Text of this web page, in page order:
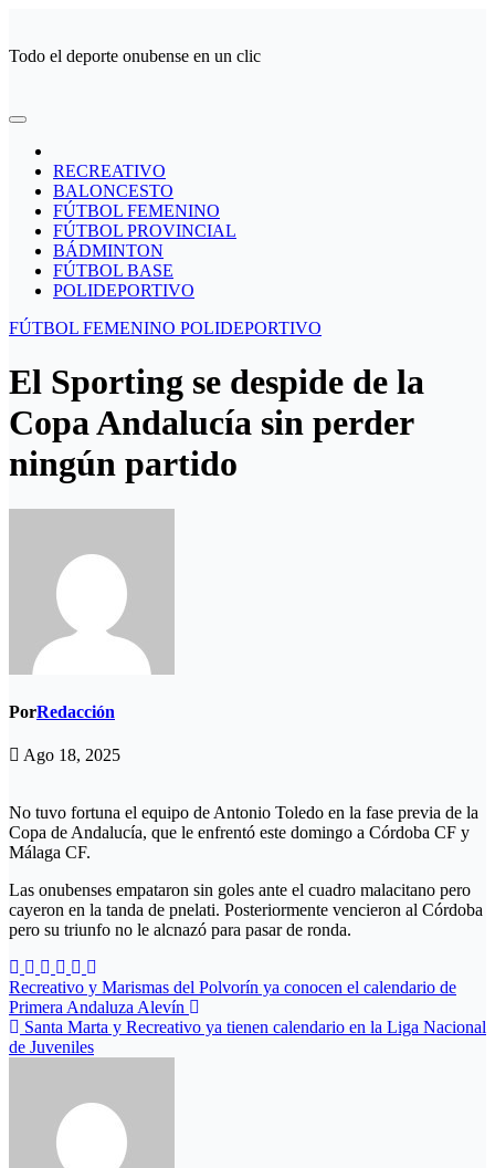
contenido
Todo el deporte onubense en un clic
RECREATIVO
BALONCESTO
FÚTBOL FEMENINO
FÚTBOL PROVINCIAL
BÁDMINTON
FÚTBOL BASE
POLIDEPORTIVO
FÚTBOL FEMENINO POLIDEPORTIVO
El Sporting se despide de la
Copa Andalucía sin perder
ningún partido
PorRedacción
Ago 18, 2025
No tuvo fortuna el equipo de Antonio Toledo en la fase previa de la
Copa de Andalucía, que le enfrentó este domingo a Córdoba CF y
Málaga CF.
Las onubenses empataron sin goles ante el cuadro malacitano pero
cayeron en la tanda de pnelati. Posteriormente vencieron al Córdoba
pero su triunfo no le alcnazó para pasar de ronda.
Navegación
de
entradas
Recreativo y Marismas del Polvorín ya conocen el calendario de
Primera Andaluza Alevín
Santa Marta y Recreativo ya tienen calendario en la Liga Nacional
de Juveniles